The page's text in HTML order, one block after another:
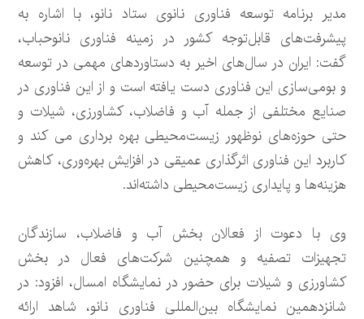
مدیر برنامه توسعه فناوری نانوی ستاد نانو، با اشاره به
پیشرفت‌های قابل‌توجه کشور در زمینه فناوری نانوحباب،
گفت: ایران در سال‌های اخیر به دستاوردهای مهمی در توسعه
و بومی‌سازی این فناوری دست یافته است و از این فناوری در
صنایع مختلفی از جمله آب و فاضلاب، کشاورزی، شیلات و
حتی حوزه‌های نوظهور زیست‌محیطی بهره برداری می کند و
کاربرد این فناوری اثرگذاری عمیقی در افزایش بهره‌وری، کاهش
هزینه‌ها و پایداری زیست‌محیطی داشته‌اند.
وی با دعوت از فعالان بخش آب و فاضلاب، سازندگان
تجهیزات تصفیه و همچنین شرکت‌های فعال در بخش
کشاورزی و شیلات برای حضور در نمایشگاه امسال، افزود: در
شانزدهمین نمایشگاه بین‌المللی فناوری نانو، شاهد ارائه